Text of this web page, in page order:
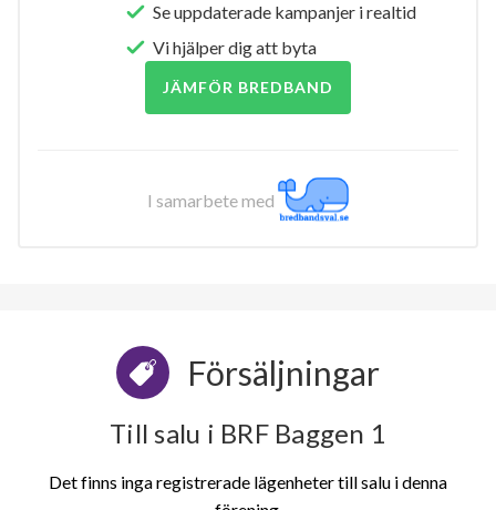
Se uppdaterade kampanjer i realtid
Vi hjälper dig att byta
JÄMFÖR BREDBAND
I samarbete med
Försäljningar
Till salu i BRF Baggen 1
Det finns inga registrerade lägenheter till salu i denna